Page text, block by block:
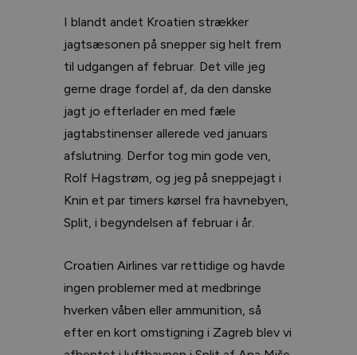
I blandt andet Kroatien strækker
jagtsæsonen på snepper sig helt frem
til udgangen af februar. Det ville jeg
gerne drage fordel af, da den danske
jagt jo efterlader en med fæle
jagtabstinenser allerede ved januars
afslutning. Derfor tog min gode ven,
Rolf Hagstrøm, og jeg på sneppejagt i
Knin et par timers kørsel fra havnebyen,
Split, i begyndelsen af februar i år.
Croatien Airlines var rettidige og havde
ingen problemer med at medbringe
hverken våben eller ammunition, så
efter en kort omstigning i Zagreb blev vi